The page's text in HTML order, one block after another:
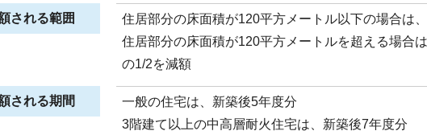
される範囲
住居部分の床面積が120平方メートル以下の場合は
住居部分の床面積が120平方メートルを超える場合
の1/2を減額
される期間
一般の住宅は、新築後5年度分
3階建て以上の中高層耐火住宅は、新築後7年度分